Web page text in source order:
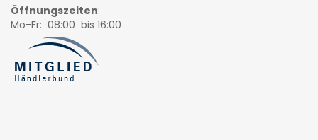
Öffnungszeiten:
Mo-Fr: 08:00 bis 16:00